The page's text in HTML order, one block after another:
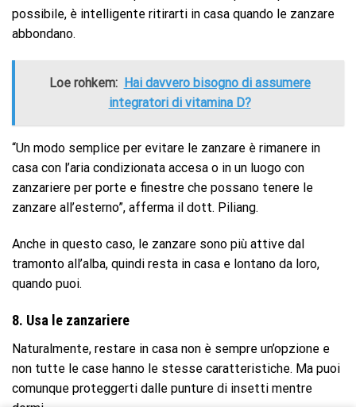
possibile, è intelligente ritirarti in casa quando le zanzare
abbondano.
Loe rohkem: Hai davvero bisogno di assumere
integratori di vitamina D?
“Un modo semplice per evitare le zanzare è rimanere in
casa con l’aria condizionata accesa o in un luogo con
zanzariere per porte e finestre che possano tenere le
zanzare all’esterno”, afferma il dott. Piliang.
Anche in questo caso, le zanzare sono più attive dal
tramonto all’alba, quindi resta in casa e lontano da loro,
quando puoi.
8. Usa le zanzariere
Naturalmente, restare in casa non è sempre un’opzione e
non tutte le case hanno le stesse caratteristiche. Ma puoi
comunque proteggerti dalle punture di insetti mentre